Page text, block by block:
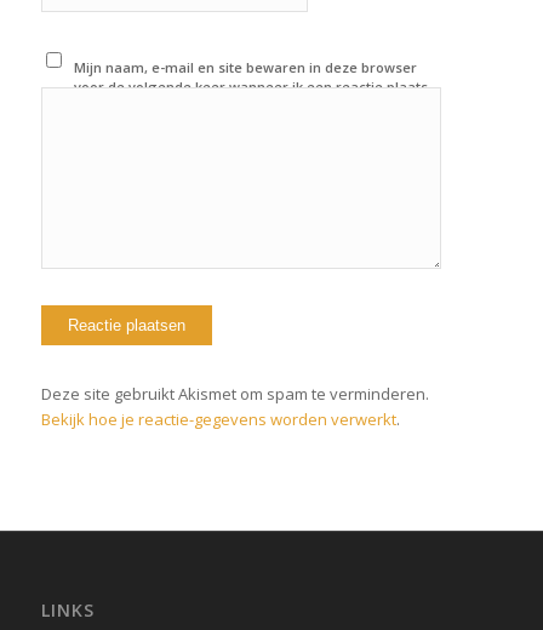
Mijn naam, e-mail en site bewaren in deze browser
voor de volgende keer wanneer ik een reactie plaats.
Deze site gebruikt Akismet om spam te verminderen.
Bekijk hoe je reactie-gegevens worden verwerkt.
LINKS